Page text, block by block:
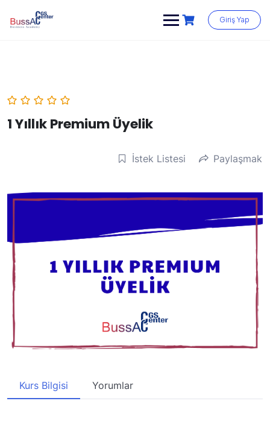
content
Giriş Yap
1 Yıllık Premium Üyelik
İstek Listesi Paylaşmak
Kurs Bilgisi Yorumlar